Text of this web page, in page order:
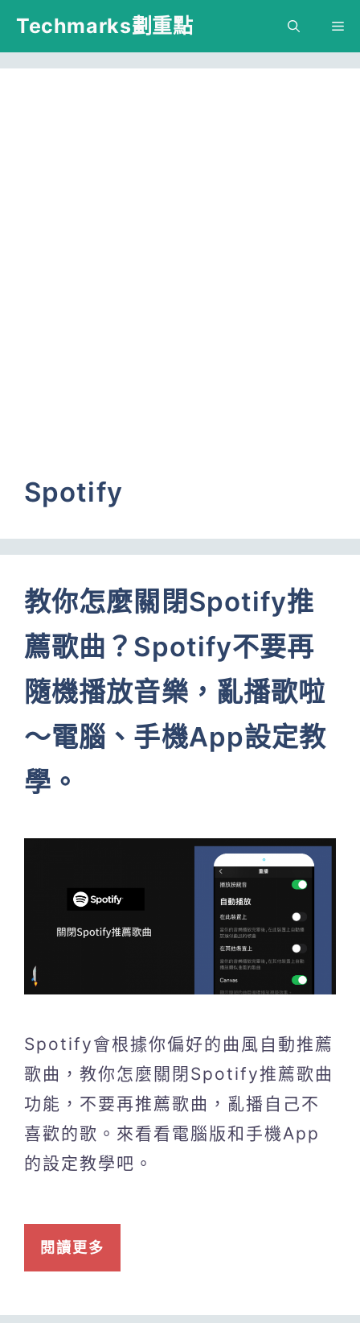
跳
主
Techmarks劃重點
Spotify
教你怎麼關閉Spotify推
薦歌曲？Spotify不要再
隨機播放音樂，亂播歌啦
～電腦、手機App設定教
學。
Spotify會根據你偏好的曲風自動推薦
歌曲，教你怎麼關閉Spotify推薦歌曲
功能，不要再推薦歌曲，亂播自己不
喜歡的歌。來看看電腦版和手機App
的設定教學吧。
閱讀更多